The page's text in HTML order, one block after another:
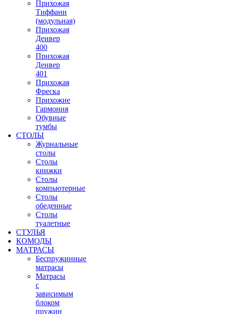
Прихожая
Тиффани
(модульная)
Прихожая
Денвер
400
Прихожая
Денвер
401
Прихожая
Фреска
Прихожие
Гармония
Обувные
тумбы
СТОЛЫ
Журнальные
столы
Столы
книжки
Столы
компьютерные
Столы
обеденные
Столы
туалетные
СТУЛЬЯ
КОМОДЫ
МАТРАСЫ
Беспружинные
матрасы
Матрасы
с
зависимым
блоком
пружин